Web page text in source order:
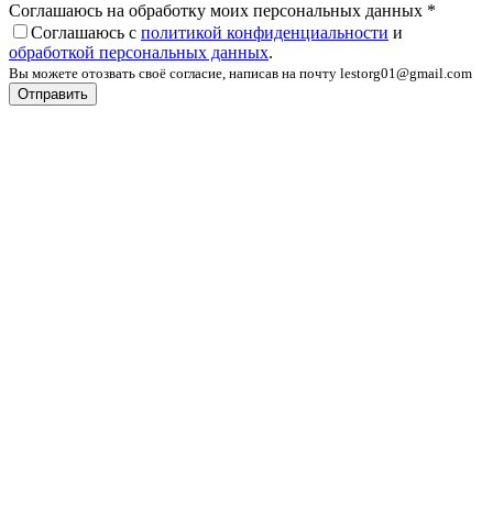
Соглашаюсь на обработку моих персональных данных *
Соглашаюсь с политикой конфиденциальности и
обработкой персональных данных.
Вы можете отозвать своё согласие, написав на почту lestorg01@gmail.com